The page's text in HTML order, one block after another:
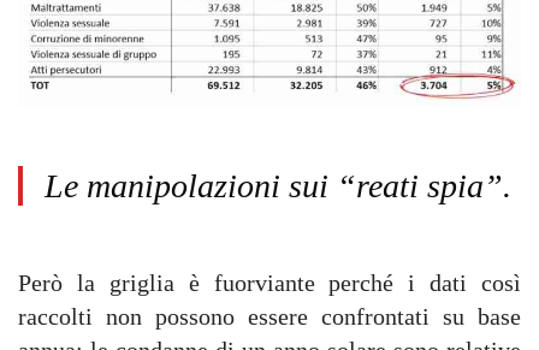
Le manipolazioni sui “reati spia”.
Però la griglia è fuorviante perché i dati così
raccolti non possono essere confrontati su base